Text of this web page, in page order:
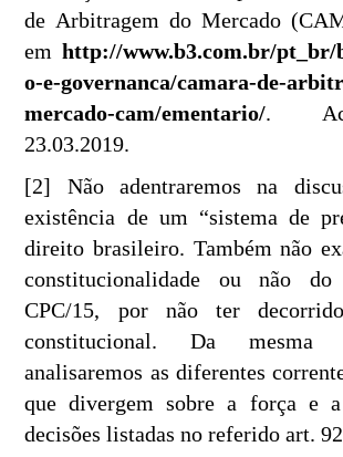
de Arbitragem do Mercado
em http://www.b3.com.br/pt_br/
o-e-governanca/camara-de-
mercado-cam/ementario/.
23.03.2019.
[2] Não adentraremos na
existência de um “sistema de
direito brasileiro. Também não
constitucionalidade ou não
CPC/15, por não ter
constitucional. Da mesma
analisaremos as diferentes
que divergem sobre a força e a
decisões listadas no referido art.